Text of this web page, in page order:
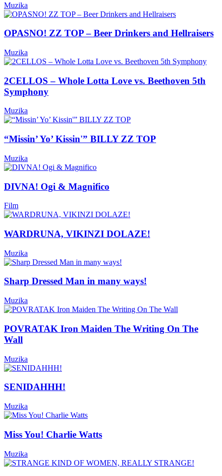
Muzika
OPASNO! ZZ TOP – Beer Drinkers and Hellraisers
Muzika
2CELLOS – Whole Lotta Love vs. Beethoven 5th
Symphony
Muzika
“Missin’ Yo’ Kissin'” BILLY ZZ TOP
Muzika
DIVNA! Ogi & Magnifico
Film
WARDRUNA, VIKINZI DOLAZE!
Muzika
Sharp Dressed Man in many ways!
Muzika
POVRATAK Iron Maiden The Writing On The
Wall
Muzika
SENIDAHHH!
Muzika
Miss You! Charlie Watts
Muzika